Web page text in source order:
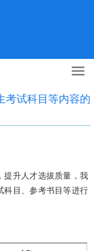
考试科目等内容的
提升人才选拔质量，我
科目 、参考书目等进行